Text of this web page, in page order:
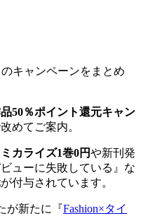
キャンペーンをまとめ
50％ポイント還元キャン
めてご案内。
カライズ1巻0円や新刊発
ューに失敗している』な
が付与されています。
が新たに『Fashion×タイ